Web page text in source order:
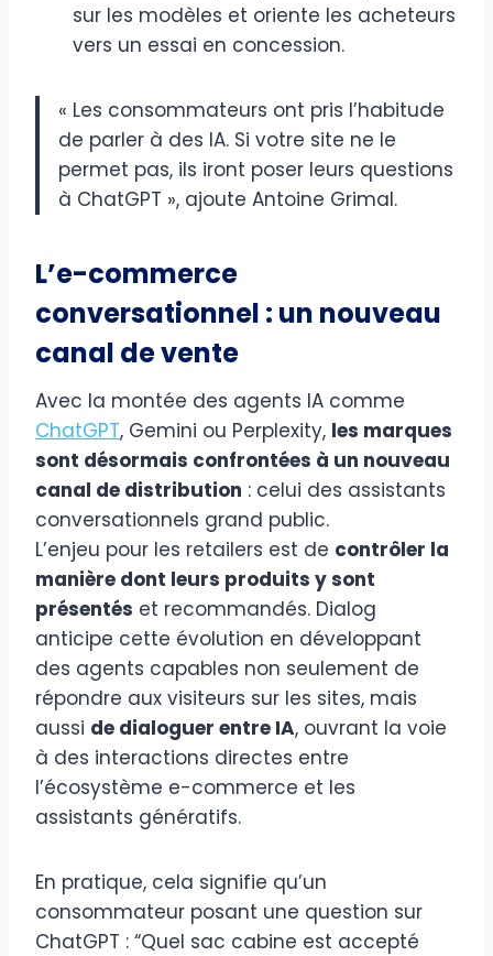
sur les modèles et oriente les acheteurs
vers un essai en concession.
« Les consommateurs ont pris l’habitude
de parler à des IA. Si votre site ne le
permet pas, ils iront poser leurs questions
à ChatGPT », ajoute Antoine Grimal.
L’e-commerce
conversationnel : un nouveau
canal de vente
Avec la montée des agents IA comme
ChatGPT, Gemini ou Perplexity, les marques
sont désormais confrontées à un nouveau
canal de distribution : celui des assistants
conversationnels grand public.
L’enjeu pour les retailers est de contrôler la
manière dont leurs produits y sont
présentés et recommandés. Dialog
anticipe cette évolution en développant
des agents capables non seulement de
répondre aux visiteurs sur les sites, mais
aussi de dialoguer entre IA, ouvrant la voie
à des interactions directes entre
l’écosystème e-commerce et les
assistants génératifs.
En pratique, cela signifie qu’un
consommateur posant une question sur
ChatGPT : “Quel sac cabine est accepté